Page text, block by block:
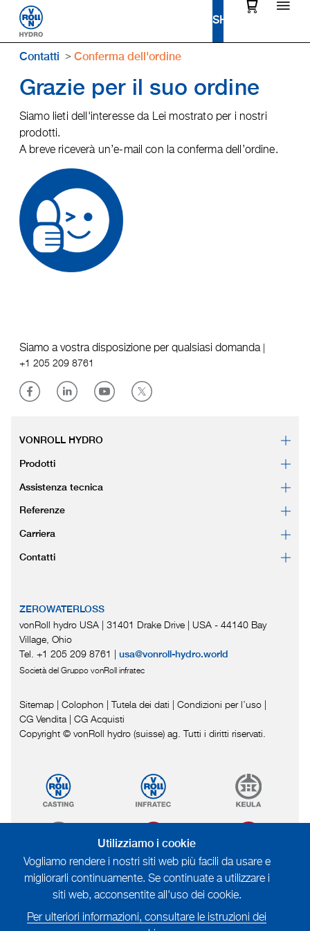
Contatti Conferma dell'ordine
Grazie per il suo ordine
Siamo lieti dell'interesse da Lei mostrato per i nostri
prodotti.
A breve riceverà un’e-mail con la conferma dell’ordine.
Siamo a vostra disposizione per qualsiasi domanda |
+1 205 209 8761
VONROLL HYDRO
Prodotti
Assistenza tecnica
Referenze
Carriera
Contatti
ZEROWATERLOSS
vonRoll hydro USA | 31401 Drake Drive | USA - 44140 Bay
Village, Ohio
Tel. +1 205 209 8761 | usa@vonroll-hydro.world
Società del Gruppo vonRoll infratec
Sitemap | Colophon | Tutela dei dati | Condizioni per l’uso |
CG Vendita | CG Acquisti
Copyright © vonRoll hydro (suisse) ag. Tutti i diritti riservati.
Utilizziamo i cookie
Vogliamo rendere i nostri siti web più facili da usare e
migliorarli continuamente. Se continuate a utilizzare i
siti web, acconsentite all'uso dei cookie.
Per ulteriori informazioni, consultare le istruzioni dei